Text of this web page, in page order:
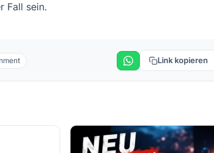
Fall sein.
Link kopieren